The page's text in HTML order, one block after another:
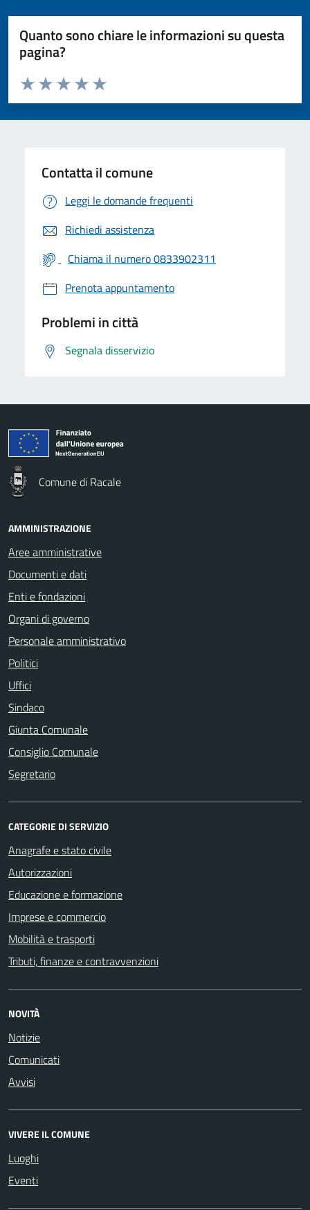
Quanto sono chiare le informazioni su questa
pagina?
Valuta da 1 a 5 stelle la pagina
Valuta 5 stelle su 5
Valuta 4 stelle su 5
Valuta 3 stelle su 5
Valuta 2 stelle su 5
Valuta 1 stelle su 5
Contatta il comune
Leggi le domande frequenti
Richiedi assistenza
Chiama il numero 0833902311
Prenota appuntamento
Problemi in città
Segnala disservizio
Comune di Racale
AMMINISTRAZIONE
Aree amministrative
Documenti e dati
Enti e fondazioni
Organi di governo
Personale amministrativo
Politici
Uffici
Sindaco
Giunta Comunale
Consiglio Comunale
Segretario
CATEGORIE DI SERVIZIO
Anagrafe e stato civile
Autorizzazioni
Educazione e formazione
Imprese e commercio
Mobilità e trasporti
Tributi, finanze e contravvenzioni
NOVITÀ
Notizie
Comunicati
Avvisi
VIVERE IL COMUNE
Luoghi
Eventi